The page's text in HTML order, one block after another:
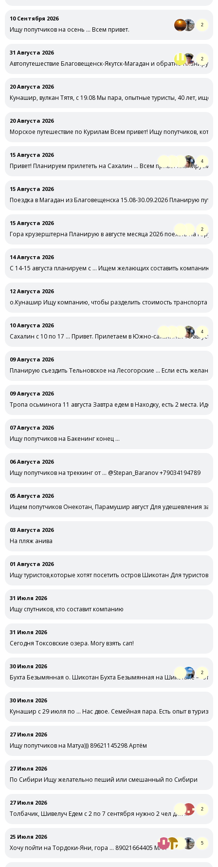
10 Сентября 2026
Ищу попутчиков на осень … Всем привет.
2
31 Августа 2026
Автопутешествие Благовещенск-Якутск-Магадан и обратно Планирую
2
20 Августа 2026
Кунашир, вулкан Тятя, с 19.08 Мы пара, опытные туристы, 40 лет,
20 Августа 2026
Морское путешествие по Курилам Всем привет! Ищу попутчиков,
15 Августа 2026
Привет! Планируем прилететь на Сахалин … Всем привет планируем
4
15 Августа 2026
Поездка в Магадан из Благовещенска 15.08-30.09.2026 Планирую
15 Августа 2026
Гора крузерштерна Планирую в августе месяца 2026 поехать на гору
2
14 Августа 2026
С 14-15 августа планируем с … Ищем желающих составить компанию
12 Августа 2026
о.Кунашир Ищу компанию, чтобы разделить стоимость транспорта и
10 Августа 2026
Сахалин с 10 по 17 … Привет. Прилетаем в Южно-сахалинск 10
4
09 Августа 2026
Планирую съездить Тельновское на Лесогорские … Если есть желание
09 Августа 2026
Тропа осьминога 11 августа Завтра едем в Находку, есть 2 места. Идём
07 Августа 2026
Ищу попутчиков на Бакенинг конец …
06 Августа 2026
Ищу попутчиков на треккинг от … @Stepan_Baranov +79034194789
05 Августа 2026
Ищем попутчиков Онекотан, Парамушир август Для удешевления
03 Августа 2026
На пляж анива
01 Августа 2026
Ищу туристов,которые хотят посетить остров Шикотан Для туристов
31 Июля 2026
Ищу спутников, кто составит компанию
31 Июля 2026
Сегодня Токсовские озера. Могу взять сап!
30 Июля 2026
Бухта Безымянная о. Шикотан Бухта Безымянная на Шикотане — это,
2
30 Июля 2026
Кунашир с 29 июля по … Нас двое. Семейная пара. Есть опыт в
27 Июля 2026
Ищу попутчиков на Матуа))) 89621145298 Артём
27 Июля 2026
По Сибири Ищу желательно пеший или смешанный по Сибири
27 Июля 2026
Толбачик, Шивелуч Едем с 2 по 7 сентября нужно 2 чел для …
2
25 Июля 2026
Хочу пойти на Тордоки-Яни, гора … 89021664405 MAX
5